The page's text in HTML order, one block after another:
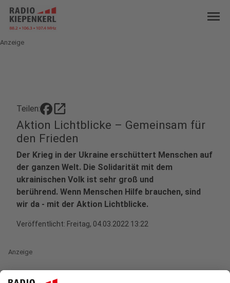
menu
Anzeige
Teilen: open_in_new
Aktion Lichtblicke – Gemeinsam für
den Frieden
Der Krieg in der Ukraine erschüttert Menschen auf
der ganzen Welt. Die Solidarität mit dem
ukrainischen Volk ist sehr groß und
berührend. Wenn Menschen Hilfe brauchen, sind
wir da - mit der Aktion Lichtblicke.
Veröffentlicht: Freitag, 04.03.2022 13:22
Anzeige